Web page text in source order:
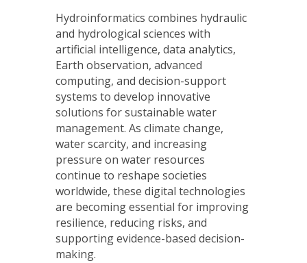
Hydroinformatics combines hydraulic
and hydrological sciences with
artificial intelligence, data analytics,
Earth observation, advanced
computing, and decision-support
systems to develop innovative
solutions for sustainable water
management. As climate change,
water scarcity, and increasing
pressure on water resources
continue to reshape societies
worldwide, these digital technologies
are becoming essential for improving
resilience, reducing risks, and
supporting evidence-based decision-
making.